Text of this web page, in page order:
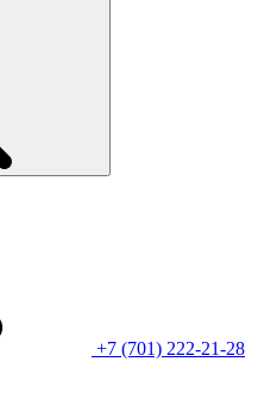
+7 (701) 222-21-28